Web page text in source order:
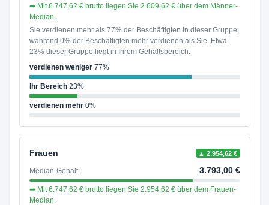
➡ Mit 6.747,62 € brutto liegen Sie 2.609,62 € über dem Männer-
Median.
Sie verdienen mehr als 77% der Beschäftigten in dieser Gruppe,
während 0% der Beschäftigten mehr verdienen als Sie. Etwa
23% dieser Gruppe liegt in Ihrem Gehaltsbereich.
verdienen weniger77%
Ihr Bereich23%
verdienen mehr0%
Frauen ▲ 2.954,62 €
Median-Gehalt 3.793,00 €
➡ Mit 6.747,62 € brutto liegen Sie 2.954,62 € über dem Frauen-
Median.